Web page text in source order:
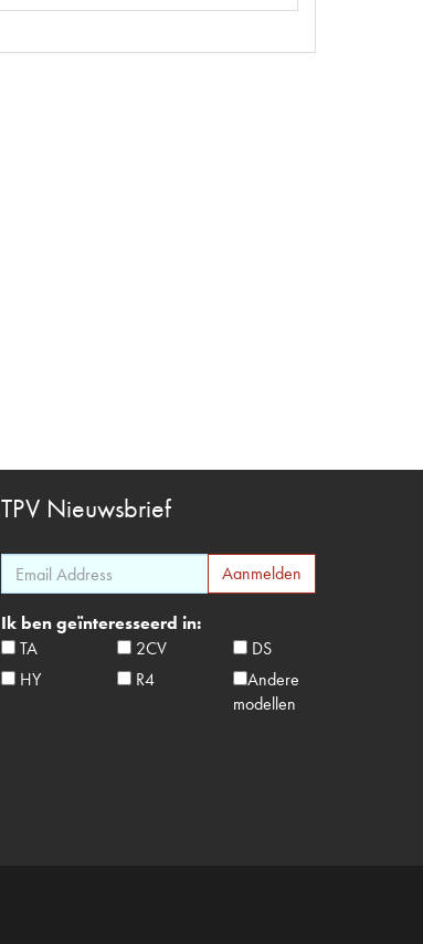
TPV Nieuwsbrief
Ik ben geïnteresseerd in:
TA
2CV
DS
HY
R4
Andere
modellen